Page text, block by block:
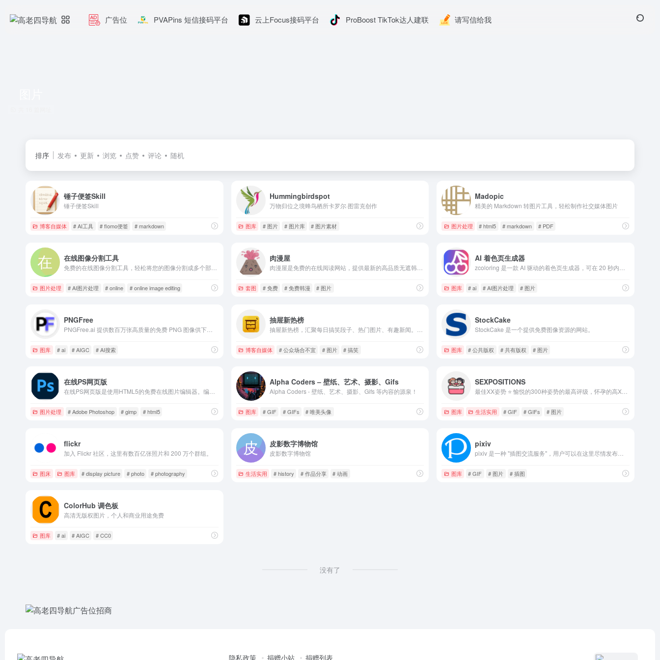
广告位 PVAPins 短信接码平台 云上Focus接码平台 ProBoost TikTok达人建联 请写信给我
排序 发布 更新 浏览 点赞 评论 随机
锤子便签Skill
锤子便签Skill
博客自媒体 # AI工具 # flomo便签 # markdown
Hummingbirdspot
万物归位之境蜂鸟栖所卡罗尔·图雷克创作
图库 # 图片 # 图片库 # 图片素材
Madopic
精美的 Markdown 转图片工具，轻松制作社交媒体图片
图片处理 # html5 # markdown # PDF
在线图像分割工具
图片处理 # AI图片处理 # online # online image editing
肉漫屋
套图 # 免费 # 免费韩漫 # 图片
AI 着色页生成器
图库 # ai # AI图片处理 # 图片
PNGFree
图库 # ai # AIGC # AI搜索
抽屉新热榜
博客自媒体 # 公众场合不宜 # 图片 # 搞笑
StockCake
StockCake 是一个提供免费图像资源的网站。
图库 # 公共版权 # 共有版权 # 图片
在线PS网页版
图片处理 # Adobe Photoshop # gimp # html5
Alpha Coders – 壁纸、艺术、摄影、Gifs
Alpha Coders - 壁纸、艺术、摄影、Gifs 等内容的源泉！
图库 # GIF # GIFs # 唯美头像
SEXPOSITIONS
图库 生活实用 # GIF # GIFs # 图片
flickr
加入 Flickr 社区，这里有数百亿张照片和 200 万个群组。
图床 图库 # display picture # photo # photography
皮影数字博物馆
皮影数字博物馆
生活实用 # history # 作品分享 # 动画
pixiv
图库 # GIF # 图片 # 插图
ColorHub 调色板
高清无版权图片，个人和商业用途免费
图库 # ai # AIGC # CC0
没有了
隐私政策 捐赠小站 捐赠列表